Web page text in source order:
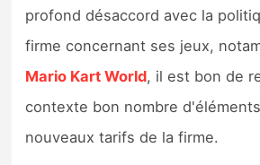
profond désaccord avec la
firme concernant ses jeux,
Mario Kart World, il est bon de
contexte bon nombre
nouveaux tarifs de la firme.